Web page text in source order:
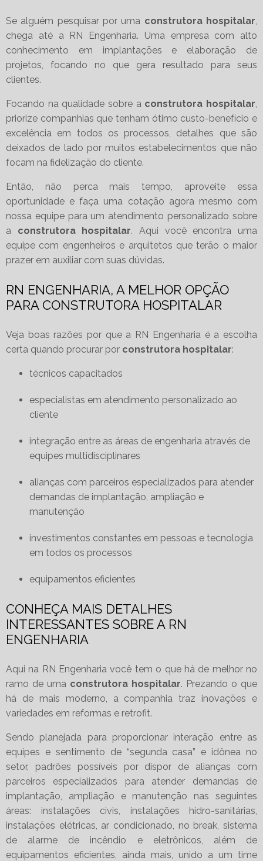
Se alguém pesquisar por uma construtora hospitalar,
chega até a RN Engenharia. Uma empresa com alto
conhecimento em implantações e elaboração de
projetos, focando no que gera resultado para seus
clientes.
Focando na qualidade sobre a construtora hospitalar,
priorize companhias que tenham ótimo custo-benefício e
excelência em todos os processos, detalhes que são
deixados de lado por muitos estabelecimentos que não
focam na fidelização do cliente.
Então, não perca mais tempo, aproveite essa
oportunidade e faça uma cotação agora mesmo com
nossa equipe para um atendimento personalizado sobre
a construtora hospitalar. Aqui você encontra uma
equipe com engenheiros e arquitetos que terão o maior
prazer em auxiliar com suas dúvidas.
RN ENGENHARIA, A MELHOR OPÇÃO
PARA CONSTRUTORA HOSPITALAR
Veja boas razões por que a RN Engenharia é a escolha
certa quando procurar por construtora hospitalar:
técnicos capacitados
especialistas em atendimento personalizado ao
cliente
integração entre as áreas de engenharia através de
equipes multidisciplinares
alianças com parceiros especializados para atender
demandas de implantação, ampliação e
manutenção
investimentos constantes em pessoas e tecnologia
em todos os processos
equipamentos eficientes
CONHEÇA MAIS DETALHES
INTERESSANTES SOBRE A RN
ENGENHARIA
Aqui na RN Engenharia você tem o que há de melhor no
ramo de uma construtora hospitalar. Prezando o que
há de mais moderno, a companhia traz inovações e
variedades em reformas e retrofit.
Sendo planejada para proporcionar interação entre as
equipes e sentimento de “segunda casa” e idônea no
setor, padrões possíveis por dispor de alianças com
parceiros especializados para atender demandas de
implantação, ampliação e manutenção nas seguintes
áreas: instalações civis, instalações hidro-sanitárias,
instalações elétricas, ar condicionado, no break, sistema
de alarme de incêndio e eletrônicos, além de
equipamentos eficientes, ainda mais, unido a um time